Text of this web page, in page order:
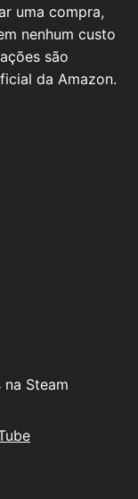
uma compra,
nenhum custo
são
da Amazon.
Steam